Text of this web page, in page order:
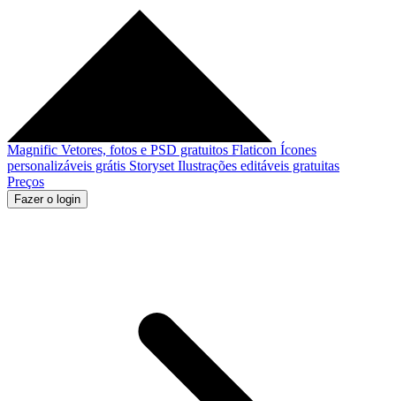
Magnific Vetores, fotos e PSD gratuitos Flaticon Ícones
personalizáveis grátis Storyset Ilustrações editáveis gratuitas
Preços
Fazer o login